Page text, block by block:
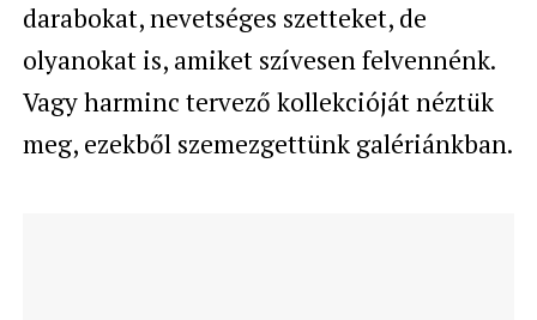
darabokat, nevetséges szetteket, de
olyanokat is, amiket szívesen felvennénk.
Vagy harminc tervező kollekcióját néztük
meg, ezekből szemezgettünk galériánkban.